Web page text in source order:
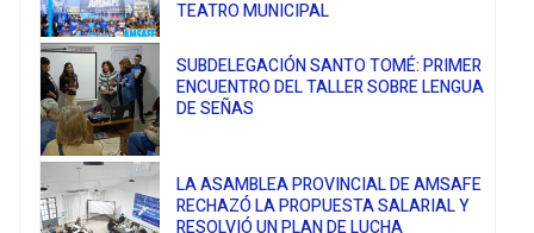
TEATRO MUNICIPAL
SUBDELEGACIÓN SANTO TOMÉ: PRIMER
ENCUENTRO DEL TALLER SOBRE LENGUA
DE SEÑAS
LA ASAMBLEA PROVINCIAL DE AMSAFE
RECHAZÓ LA PROPUESTA SALARIAL Y
RESOLVIÓ UN PLAN DE LUCHA